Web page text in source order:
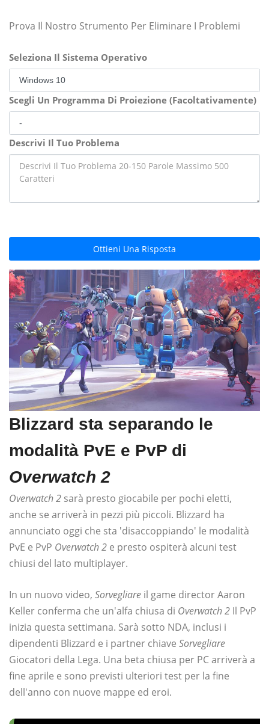
Prova Il Nostro Strumento Per Eliminare I Problemi
Seleziona Il Sistema Operativo
Scegli Un Programma Di Proiezione (Facoltativamente)
Descrivi Il Tuo Problema
Ottieni Una Risposta
Blizzard sta separando le
modalità PvE e PvP di
Overwatch 2
Overwatch 2 sarà presto giocabile per pochi eletti,
anche se arriverà in pezzi più piccoli. Blizzard ha
annunciato oggi che sta 'disaccoppiando' le modalità
PvE e PvP Overwatch 2 e presto ospiterà alcuni test
chiusi del lato multiplayer.
In un nuovo video, Sorvegliare il game director Aaron
Keller conferma che un'alfa chiusa di Overwatch 2 Il PvP
inizia questa settimana. Sarà sotto NDA, inclusi i
dipendenti Blizzard e i partner chiave Sorvegliare
Giocatori della Lega. Una beta chiusa per PC arriverà a
fine aprile e sono previsti ulteriori test per la fine
dell'anno con nuove mappe ed eroi.